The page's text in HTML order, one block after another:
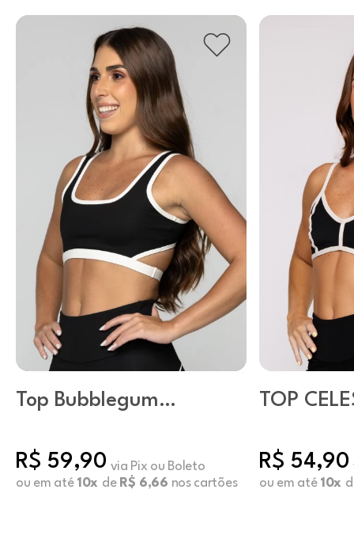
Top Bubblegum
R$ 59,90 via Pix ou Boleto
ou em até 10x de R$ 6,66 nos cartões
TOP
R$ 54,90
ou em até 10x